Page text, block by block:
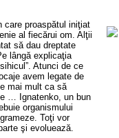
care proaspătul iniţiat
al fiecărui om. Alţii
să dau dreptate
lângă explicaţia
Atunci de ce
avem legate de
mai mult ca să
… Ignatenko, un bun
organismului
Toţi vor
şi evoluează.